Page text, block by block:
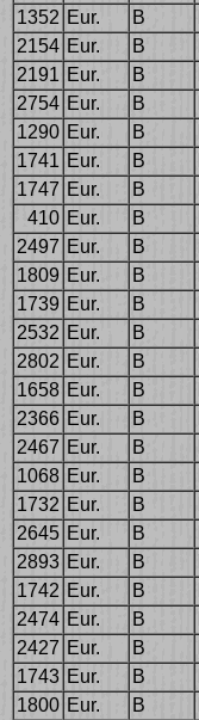
1352 Eur. B
2154 Eur. B
2191 Eur. B
2754 Eur. B
1290 Eur. B
1741 Eur. B
1747 Eur. B
410 Eur. B
2497 Eur. B
1809 Eur. B
1739 Eur. B
2532 Eur. B
2802 Eur. B
1658 Eur. B
2366 Eur. B
2467 Eur. B
1068 Eur. B
1732 Eur. B
2645 Eur. B
2893 Eur. B
1742 Eur. B
2474 Eur. B
2427 Eur. B
1743 Eur. B
1800 Eur. B